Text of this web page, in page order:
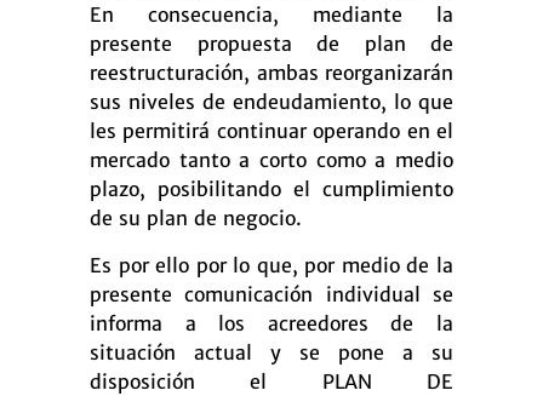
En consecuencia, mediante la
presente propuesta de plan de
reestructuración, ambas reorganizarán
sus niveles de endeudamiento, lo que
les permitirá continuar operando en el
mercado tanto a corto como a medio
plazo, posibilitando el cumplimiento
de su plan de negocio.
Es por ello por lo que, por medio de la
presente comunicación individual se
informa a los acreedores de la
situación actual y se pone a su
disposición el PLAN DE